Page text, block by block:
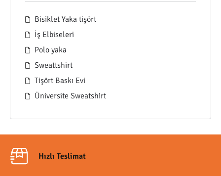
Bisiklet Yaka tişört
İş Elbiseleri
Polo yaka
Sweattshirt
Tişört Baskı Evi
Üniversite Sweatshirt
Hızlı Teslimat